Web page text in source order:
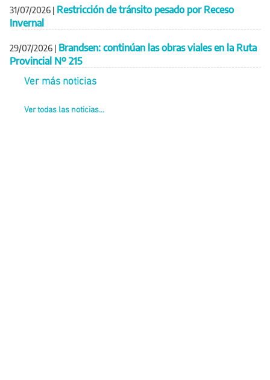
31/07/2026 | Restricción de tránsito pesado por Receso
Invernal
29/07/2026 | Brandsen: continúan las obras viales en la Ruta
Provincial Nº 215
Ver más noticias
Ver todas las noticias...